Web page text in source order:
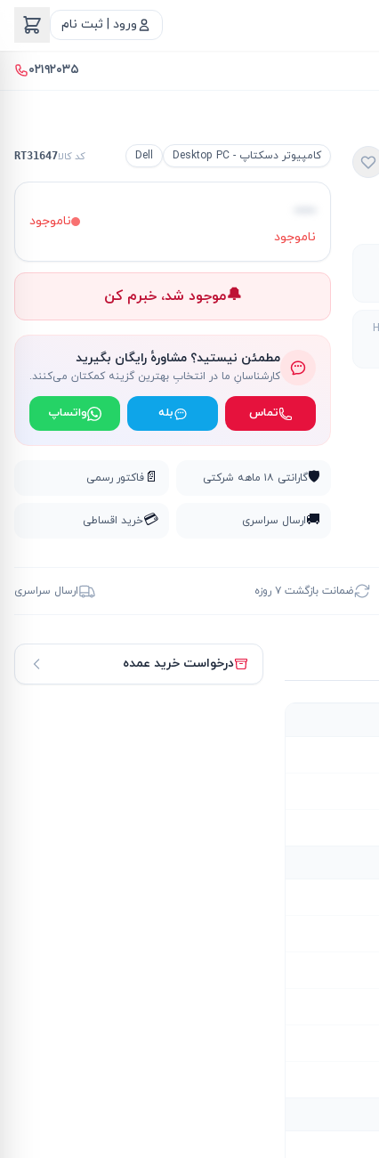
ورود | ثبت نام
۰۲۱۹۲۰۳۵
کامپیوتر دسکتاپ - Desktop PC Dell کد کالاRT31647
ناموجود
ناموجود
🔔موجود شد، خبرم کن
مطمئن نیستید؟ مشاورهٔ رایگان بگیرید
کارشناسانِ ما در انتخابِ بهترین گزینه کمکتان می‌کنند.
تماس بله واتساپ
🛡️گارانتی ۱۸ ماهه شرکتی 📄 فاکتور رسمی
🚚ارسال سراسری 💳خرید اقساطی
ضمانت بازگشت ۷ روزه ارسال سراسری
درخواست خرید عمده